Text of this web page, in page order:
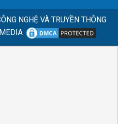
NGHỆ VÀ TRUYỀN THÔNG